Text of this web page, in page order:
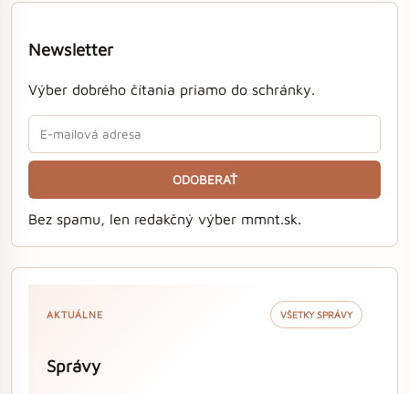
Newsletter
Výber dobrého čítania priamo do schránky.
ODOBERAŤ
Bez spamu, len redakčný výber mmnt.sk.
AKTUÁLNE VŠETKY SPRÁVY
Správy